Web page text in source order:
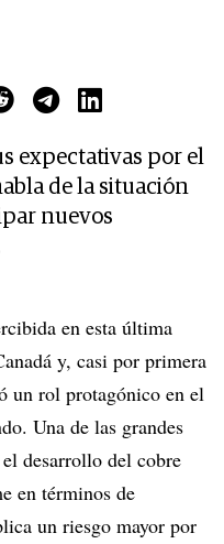
expectativas por el
de la situación
nuevos
en esta última
y, casi por primera
un rol protagónico en el
Una de las grandes
desarrollo del cobre
en términos de
un riesgo mayor por